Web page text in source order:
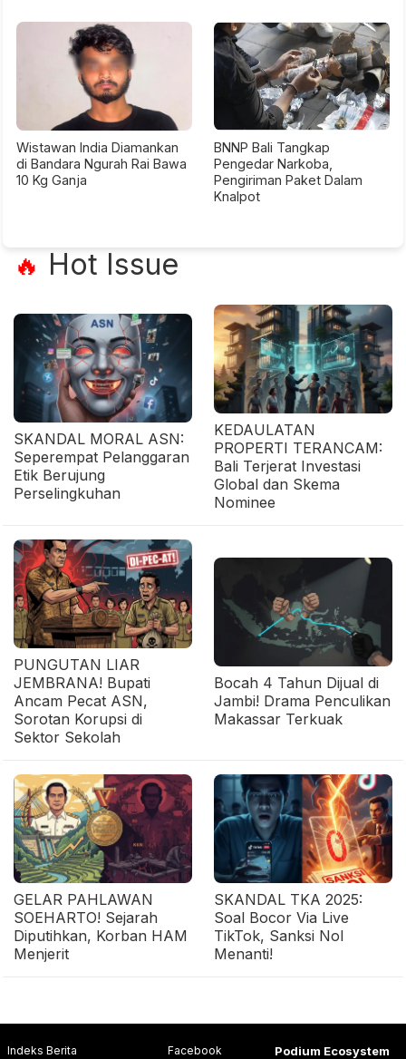
Wistawan India Diamankan
di Bandara Ngurah Rai Bawa
10 Kg Ganja
BNNP Bali Tangkap
Pengedar Narkoba,
Pengiriman Paket Dalam
Knalpot
🔥 Hot Issue
SKANDAL MORAL ASN:
Seperempat Pelanggaran
Etik Berujung
Perselingkuhan
KEDAULATAN
PROPERTI TERANCAM:
Bali Terjerat Investasi
Global dan Skema
Nominee
PUNGUTAN LIAR
JEMBRANA! Bupati
Ancam Pecat ASN,
Sorotan Korupsi di
Sektor Sekolah
Bocah 4 Tahun Dijual di
Jambi! Drama Penculikan
Makassar Terkuak
GELAR PAHLAWAN
SOEHARTO! Sejarah
Diputihkan, Korban HAM
Menjerit
SKANDAL TKA 2025:
Soal Bocor Via Live
TikTok, Sanksi Nol
Menanti!
Indeks Berita
Facebook
Podium Ecosystem